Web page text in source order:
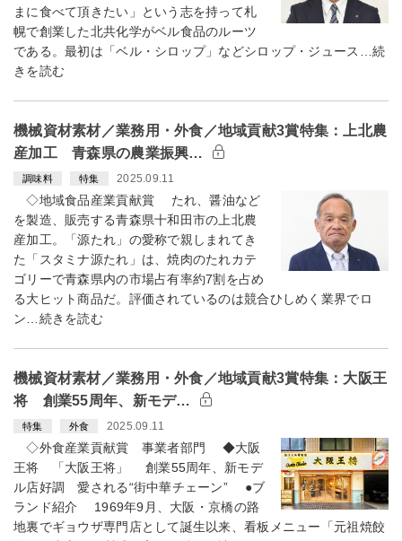
まに食べて頂きたい」という志を持って札
幌で創業した北共化学がベル食品のルーツ
である。最初は「ベル・シロップ」などシロップ・ジュース…続
きを読む
機械資材素材／業務用・外食／地域貢献3賞特集：上北農
産加工 青森県の農業振興…
調味料 特集 2025.09.11
◇地域食品産業貢献賞 たれ、醤油など
を製造、販売する青森県十和田市の上北農
産加工。「源たれ」の愛称で親しまれてき
た「スタミナ源たれ」は、焼肉のたれカテ
ゴリーで青森県内の市場占有率約7割を占め
る大ヒット商品だ。評価されているのは競合ひしめく業界でロ
ン…続きを読む
機械資材素材／業務用・外食／地域貢献3賞特集：大阪王
将 創業55周年、新モデ…
特集 外食 2025.09.11
◇外食産業貢献賞 事業者部門 ◆大阪
王将 「大阪王将」 創業55周年、新モデ
ル店好調 愛される“街中華チェーン” ●ブ
ランド紹介 1969年9月、大阪・京橋の路
地裏でギョウザ専門店として誕生以来、看板メニュー「元祖焼餃